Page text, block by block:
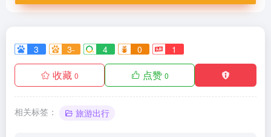
3 3- 4 0 1
收藏 0 点赞 0
相关标签： 旅游出行